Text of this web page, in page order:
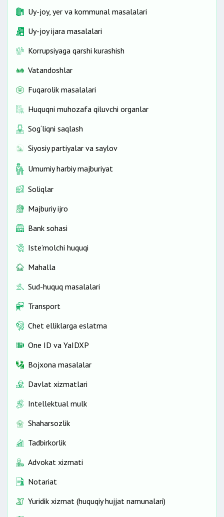
Uy-joy, yer va kommunal masalalari
Uy-joy ijara masalalari
Korrupsiyaga qarshi kurashish
Vatandoshlar
Fuqarolik masalalari
Huquqni muhozafa qiluvchi organlar
Sog‘liqni saqlash
Siyosiy partiyalar va saylov
Umumiy harbiy majburiyat
Soliqlar
Majburiy ijro
Bank sohasi
Iste’molchi huquqi
Mahalla
Sud-huquq masalalari
Transport
Chet elliklarga eslatma
One ID vа YaIDXP
Bojxona masalalar
Davlat xizmatlari
Intellektual mulk
Shaharsozlik
Tadbirkorlik
Advokat xizmati
Notariat
Yuridik xizmat (huquqiy hujjat namunalari)